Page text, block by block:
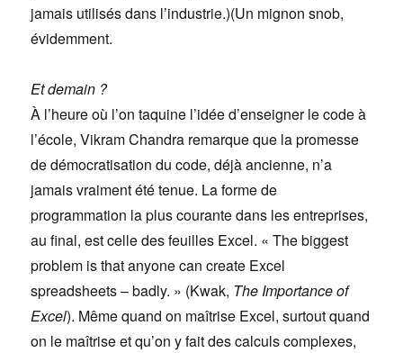
jamais utilisés dans l’industrie.)(Un mignon snob,
évidemment.
Et demain ?
À l’heure où l’on taquine l’idée d’enseigner le code à
l’école, Vikram Chandra remarque que la promesse
de démocratisation du code, déjà ancienne, n’a
jamais vraiment été tenue. La forme de
programmation la plus courante dans les entreprises,
au final, est celle des feuilles Excel. « The biggest
problem is that anyone can create Excel
spreadsheets – badly. » (Kwak, The Importance of
Excel). Même quand on maîtrise Excel, surtout quand
on le maîtrise et qu’on y fait des calculs complexes,